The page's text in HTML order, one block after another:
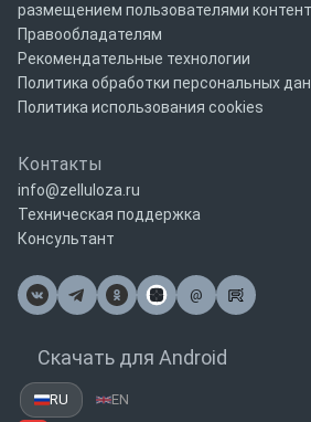
размещением пользователями
Правообладателям
Рекомендательные технологии
Политика обработки персональных
Политика использования cookies
Контакты
info@zelluloza.ru
Техническая поддержка
Консультант
@
Почта
Скачать для Android
RU EN